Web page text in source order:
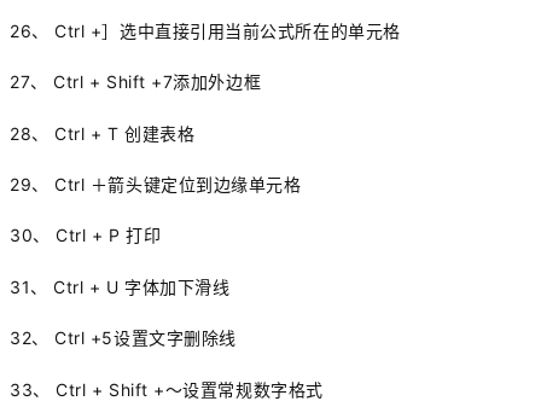
26、 Ctrl +］选中直接引用当前公式所在的单元格
27、 Ctrl + Shift +7添加外边框
28、 Ctrl + T 创建表格
29、 Ctrl ＋箭头键定位到边缘单元格
30、 Ctrl + P 打印
31、 Ctrl + U 字体加下滑线
32、 Ctrl +5设置文字删除线
33、 Ctrl + Shift +～设置常规数字格式